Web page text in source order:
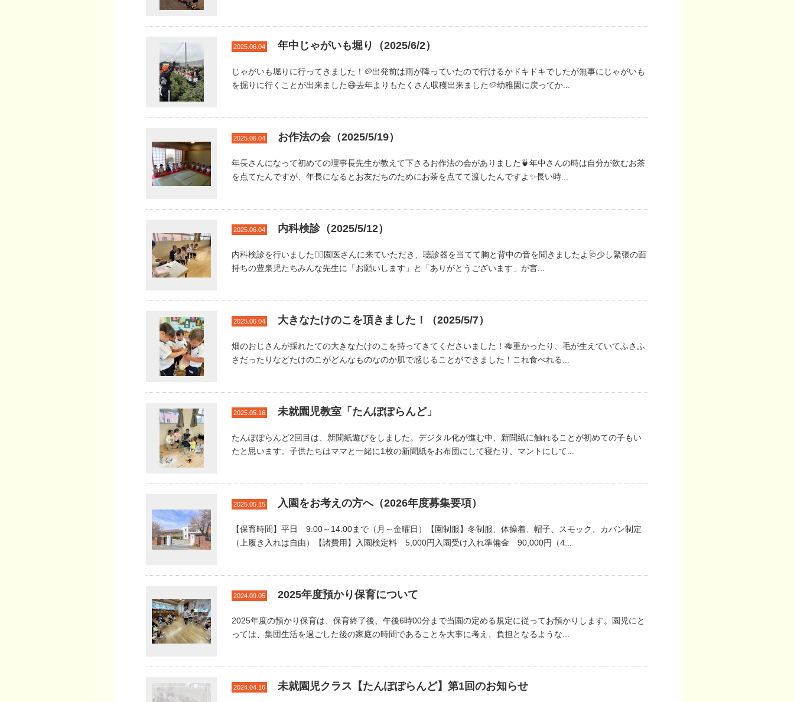
2025.06.04 年中じゃがいも堀り（2025/6/2）
じゃがいも堀りに行ってきました！🥔出発前は雨が降っていたので行けるかドキドキでしたが無事にじゃがいも
を掘りに行くことが出来ました😄去年よりもたくさん収穫出来ました🥔幼稚園に戻ってか...
2025.06.04 お作法の会（2025/5/19）
年長さんになって初めての理事長先生が教えて下さるお作法の会がありました🍵年中さんの時は自分が飲むお茶
を点てたんですが、年長になるとお友だちのためにお茶を点てて渡したんですよ✨長い時...
2025.06.04 内科検診（2025/5/12）
内科検診を行いました🧑‍⚕️園医さんに来ていただき、聴診器を当てて胸と背中の音を聞きましたよ🩺少し緊張の面
持ちの豊泉児たちみんな先生に「お願いします」と「ありがとうございます」が言...
2025.06.04 大きなたけのこを頂きました！（2025/5/7）
畑のおじさんが採れたての大きなたけのこを持ってきてくださいました！🎋重かったり、毛が生えていてふさふ
さだったりなどたけのこがどんなものなのか肌で感じることができました！これ食べれる...
2025.05.16 未就園児教室「たんぽぽらんど」
たんぽぽらんど2回目は、新聞紙遊びをしました。デジタル化が進む中、新聞紙に触れることが初めての子もい
たと思います。子供たちはママと一緒に1枚の新聞紙をお布団にして寝たり、マントにして...
2025.05.15 入園をお考えの方へ（2026年度募集要項）
【保育時間】平日 9:00～14:00まで（月～金曜日）【園制服】冬制服、体操着、帽子、スモック、カバン制定
（上履き入れは自由）【諸費用】入園検定料 5,000円入園受け入れ準備金 90,000円（4...
2024.09.05 2025年度預かり保育について
2025年度の預かり保育は、保育終了後、午後6時00分まで当園の定める規定に従ってお預かりします。園児にと
っては、集団生活を過ごした後の家庭の時間であることを大事に考え、負担となるような...
2024.04.16 未就園児クラス【たんぽぽらんど】第1回のお知らせ